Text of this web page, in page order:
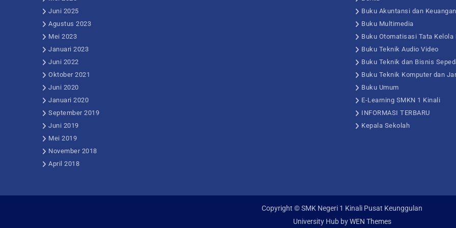
Juni 2025
Agustus 2023
Mei 2023
Januari 2023
Juni 2022
Oktober 2021
Juni 2020
Januari 2020
September 2019
Juni 2019
Mei 2019
November 2018
April 2018
Buku Akuntansi dan
Buku Multimedia
Buku Otomatisasi Tata Kelola
Buku Teknik Audio Video
Buku Teknik dan Bisnis
Buku Teknik Komputer dan
Buku Umum
E-Learning SMKN 1 Kinali
INFORMASI TERBARU
Kepala Sekolah
Copyright © SMK Negeri 1 Kinali Pusat Keunggulan
University Hub byWEN Themes